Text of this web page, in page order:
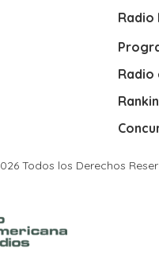
Radio
Radio
Todos los Derechos